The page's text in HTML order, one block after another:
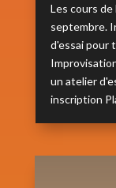
Les cours
septembre.
d'essai pour
un atelier
inscription